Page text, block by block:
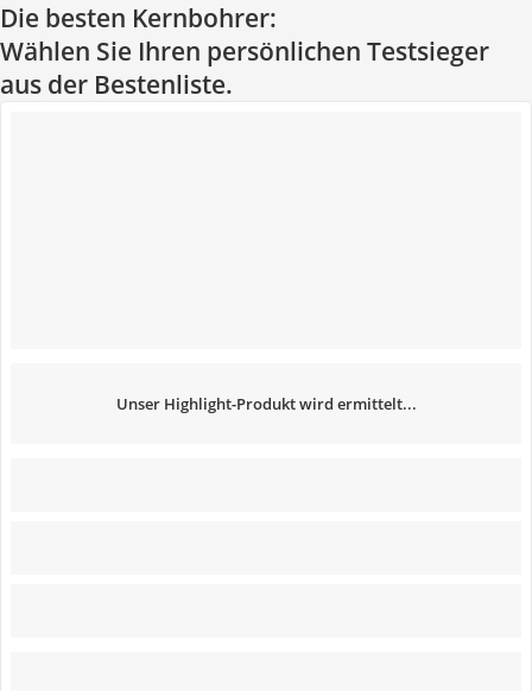
Die besten Kernbohrer:
Wählen Sie Ihren persönlichen Testsieger
aus der Bestenliste.
Unser Highlight-Produkt wird ermittelt...